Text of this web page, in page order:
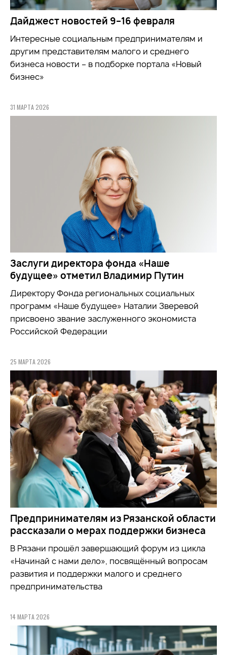
Дайджест новостей 9–16 февраля
Интересные социальным предпринимателям и
другим представителям малого и среднего
бизнеса новости – в подборке портала «Новый
бизнес»
31 МАРТА 2026
Заслуги директора фонда «Наше
будущее» отметил Владимир Путин
Директору Фонда региональных социальных
программ «Наше будущее» Наталии Зверевой
присвоено звание заслуженного экономиста
Российской Федерации
25 МАРТА 2026
Предпринимателям из Рязанской области
рассказали о мерах поддержки бизнеса
В Рязани прошёл завершающий форум из цикла
«Начинай с нами дело», посвящённый вопросам
развития и поддержки малого и среднего
предпринимательства
14 МАРТА 2026